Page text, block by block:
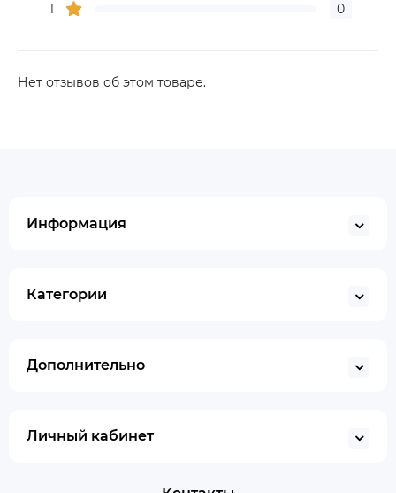
1
0
Нет отзывов об этом товаре.
Информация
Категории
Дополнительно
Личный кабинет